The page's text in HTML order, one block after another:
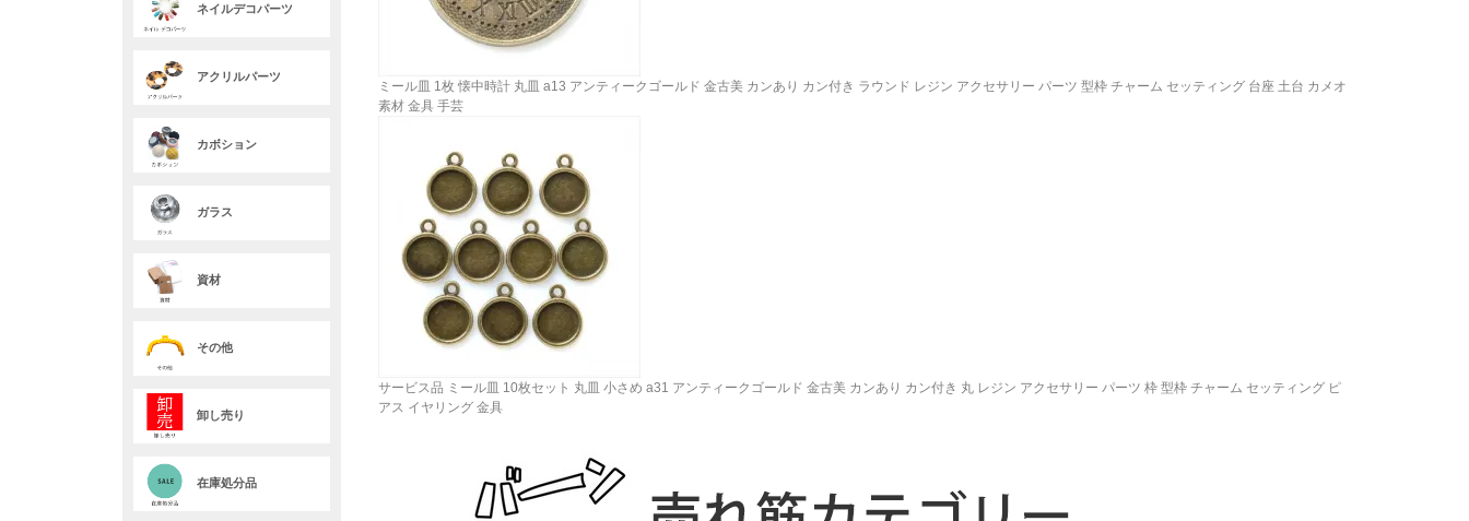
ネイルデコパーツ
アクリルパーツ
カボション
ガラス
資材
その他
卸し売り
在庫処分品
ミール皿 1枚 懐中時計 丸皿 a13 アンティークゴールド 金古美 カンあり カン付き ラウンド レジン アクセサリー パーツ 型枠 チャーム セッティング 台座 土台 カメオ
素材 金具 手芸
サービス品 ミール皿 10枚セット 丸皿 小さめ a31 アンティークゴールド 金古美 カンあり カン付き 丸 レジン アクセサリー パーツ 枠 型枠 チャーム セッティング ピ
アス イヤリング 金具